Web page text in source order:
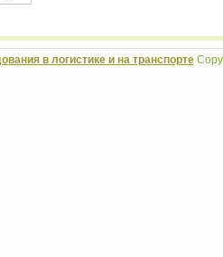
в логистике и на транспорте